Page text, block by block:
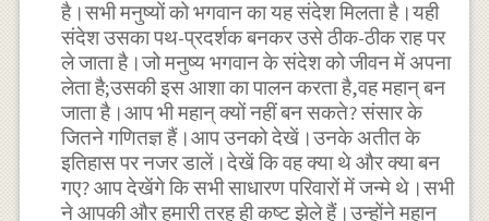
है।सभी मनुष्यों को भगवान का यह संदेश मिलता है।यही
संदेश उसका पथ-प्रदर्शक बनकर उसे ठीक-ठीक राह पर
ले जाता है।जो मनुष्य भगवान के संदेश को जीवन में अपना
लेता है;उसकी इस आशा का पालन करता है,वह महान् बन
जाता है।आप भी महान् क्यों नहीं बन सकते? संसार के
जितने गणितज्ञ हैं।आप उनको देखें।उनके अतीत के
इतिहास पर नजर डालें।देखें कि वह क्या थे और क्या बन
गए? आप देखेंगे कि सभी साधारण परिवारों में जन्मे थे।सभी
ने आपकी और हमारी तरह ही कष्ट झेले हैं।उन्होंने महान्